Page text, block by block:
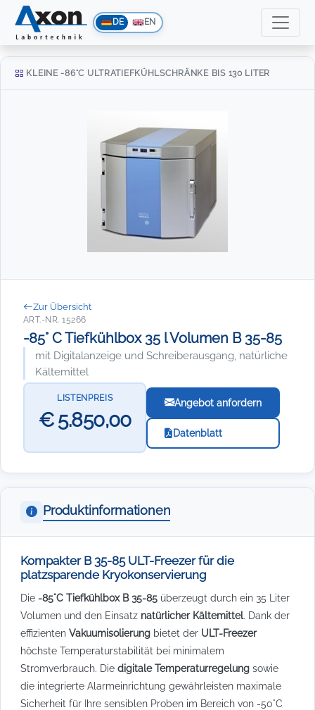
DE EN
KLEINE -86°C ULTRATIEFKÜHLSCHRÄNKE BIS 130 LITER
Zur Übersicht
ART.-NR. 15266
-85° C Tiefkühlbox 35 l Volumen B 35-85
mit Digitalanzeige und Schreiberausgang, natürliche
Kältemittel
LISTENPREIS
€ 5.850,00
Angebot anfordern
Datenblatt
Produktinformationen
Kompakter B 35-85 ULT-Freezer für die
platzsparende Kryokonservierung
Die -85°C Tiefkühlbox B 35-85 überzeugt durch ein 35 Liter
Volumen und den Einsatz natürlicher Kältemittel. Dank der
effizienten Vakuumisolierung bietet der ULT-Freezer
höchste Temperaturstabilität bei minimalem
Stromverbrauch. Die digitale Temperaturregelung sowie
die integrierte Alarmeinrichtung gewährleisten maximale
Sicherheit für Ihre sensiblen Proben im Bereich von -50°C